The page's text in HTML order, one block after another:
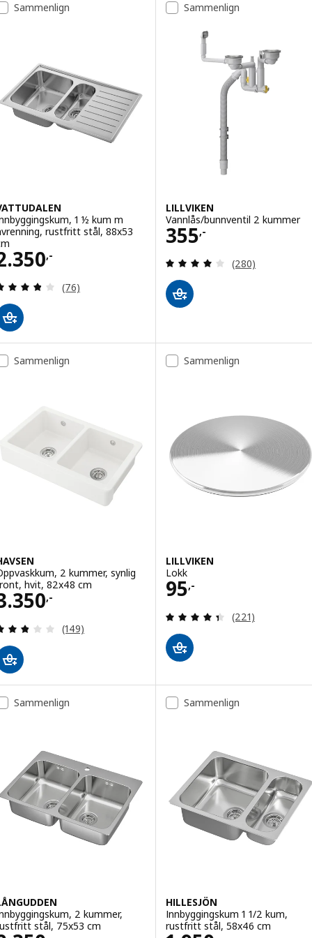
Sammenlign
1 ½ kum m
rustfritt stål, 88x53
,-
2350,-
Gjennomgang: 3.8 av 5 stjerner. Samlede
(76)
Sammenlign
LILLVIKEN
Vannlås/bunnventil 2 kummer
355,-
Pris 355,-
Gjennomgang:
(280)
Sammenlign
2 kummer, synlig
hvit, 82x48 cm
,-
3350,-
Gjennomgang: 2.8 av 5 stjerner. Samlede
(149)
Sammenlign
LILLVIKEN
Lokk
95,-
Pris 95,-
Gjennomgang:
(221)
Sammenlign
2 kummer,
stål, 75x53 cm
Sammenlign
HILLESJÖN
Innbyggingskum 1 1/2 kum,
rustfritt stål, 58x46 cm